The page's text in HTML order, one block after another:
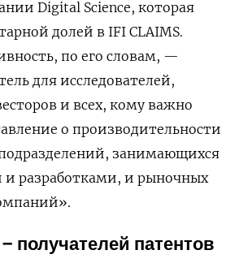
Digital Science, которая
долей в IFI CLAIMS.
по его словам, —
для исследователей,
и всех, кому важно
о производительности
занимающихся
и разработками, и рыночных